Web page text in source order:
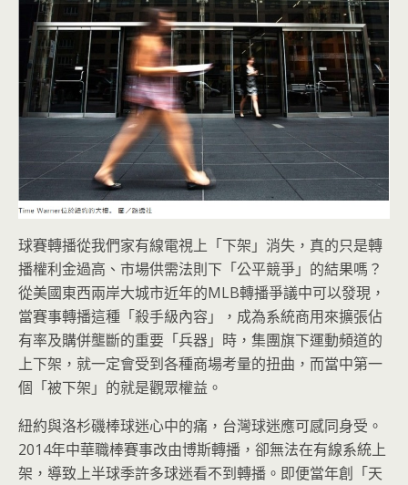
球賽轉播從我們家有線電視上「下架」消失，真的只是轉
播權利金過高、市場供需法則下「公平競爭」的結果嗎？
從美國東西兩岸大城市近年的MLB轉播爭議中可以發現，
當賽事轉播這種「殺手級內容」，成為系統商用來擴張佔
有率及購併壟斷的重要「兵器」時，集團旗下運動頻道的
上下架，就一定會受到各種商場考量的扭曲，而當中第一
個「被下架」的就是觀眾權益。
紐約與洛杉磯棒球迷心中的痛，台灣球迷應可感同身受。
2014年中華職棒賽事改由博斯轉播，卻無法在有線系統上
架，導致上半球季許多球迷看不到轉播。即便當年創「天